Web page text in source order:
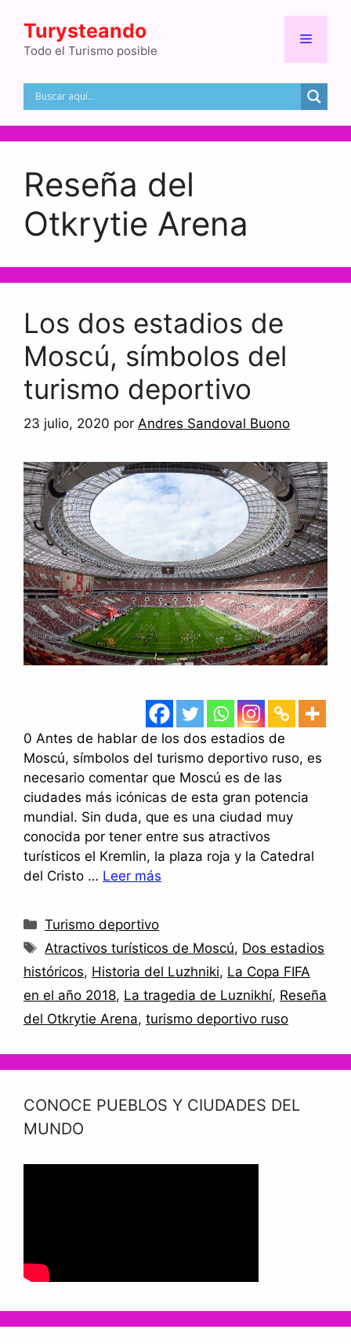
contenido
Turysteando
Todo el Turismo posible
Menú
Reseña del
Otkrytie Arena
Los dos estadios de
Moscú, símbolos del
turismo deportivo
23 julio, 2020 por Andres Sandoval Buono
0 Antes de hablar de los dos estadios de
Moscú, símbolos del turismo deportivo ruso, es
necesario comentar que Moscú es de las
ciudades más icónicas de esta gran potencia
mundial. Sin duda, que es una ciudad muy
conocida por tener entre sus atractivos
turísticos el Kremlin, la plaza roja y la Catedral
del Cristo … Leer más
Categorías
Turismo deportivo
Etiquetas
Atractivos turísticos de Moscú, Dos estadios
históricos, Historia del Luzhniki, La Copa FIFA
en el año 2018, La tragedia de Luznikhí, Reseña
del Otkrytie Arena, turismo deportivo ruso
CONOCE PUEBLOS Y CIUDADES DEL
MUNDO